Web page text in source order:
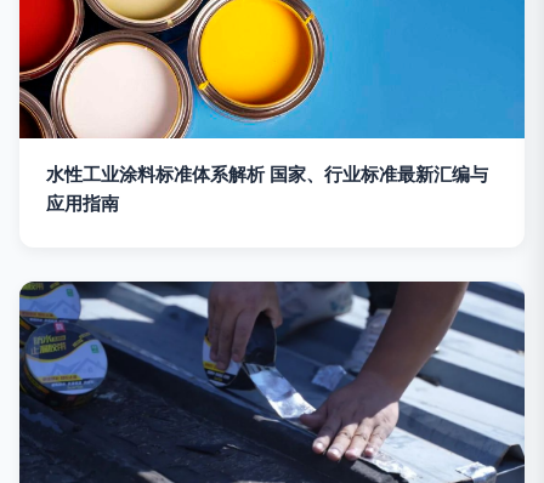
水性工业涂料标准体系解析 国家、行业标准最新汇编与
应用指南